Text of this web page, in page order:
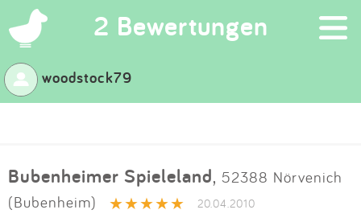
2 Bewertungen ×
Suchen
App
woodstock79
Bubenheimer Spieleland, 52388 Nörvenich
(Bubenheim)
20.04.2010